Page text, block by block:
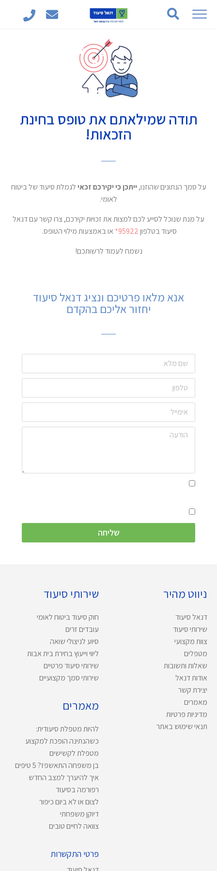
תודה שמילאתם את טופס בחינת
הזכאות!
על סמך הנתונים שהוזנו, ייתכן כי יקירכם זכאי לגמלת סיעוד של ביטוח
לאומי.
על מנת שנוכל לסייע לכם למצות את זכויות יקירכם, צרו קשר עם דנאל
סיעוד בטלפון95922* או באמצעות מילוי הטופס.
נשמח לעמוד לרשותכם!
אנא מלאו פרטיכם ונציג דנאל סיעוד
יחזור אליכם בהקדם
שליחה
ניווט מהיר
דנאל סיעוד
שירותי סיעוד
צוות מקצועי
מטפלים
שאלות ותשובות
אודות דנאל
יצירת קשר
מאמרים
מדיניות פרטיות
תנאי שימוש באתר
שירותי סיעוד
חוק סיעוד ביטוח לאומי
עובדים זרים
סיוע לניצולי שואה
ליווי וייעוץ בחירת בית אבות
שירותי סיעוד פרטיים
שירותי סמך מקצועיים
מאמרים
להיות מטפלת סיעודית:
כשהנתינה הופכת למקצוע
מטפלת לקשישים
בן משפחה התאשפז? 5 טיפים
איך להיערך למצב החדש
רפורמה בסיעוד
לצום או לא ביום כיפור
דיוקן משפחתי
צוואה לחיים טובים
פרטי התקשרות